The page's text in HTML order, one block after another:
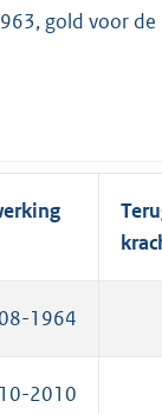
)n
gold voor
1964
2010